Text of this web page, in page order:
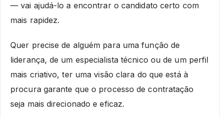
— vai ajudá-lo a encontrar o candidato certo com
mais rapidez.
Quer precise de alguém para uma função de
liderança, de um especialista técnico ou de um perfil
mais criativo, ter uma visão clara do que está à
procura garante que o processo de contratação
seja mais direcionado e eficaz.